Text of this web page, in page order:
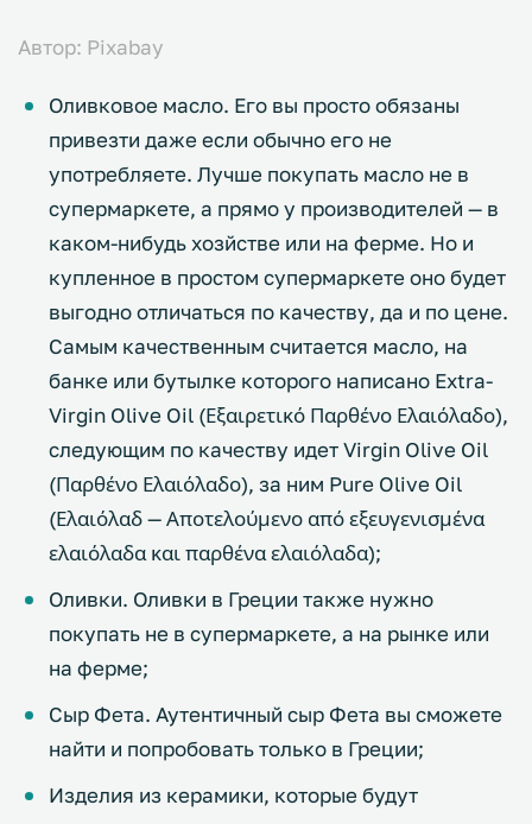
Автор: Pixabay
Оливковое масло. Его вы просто обязаны
привезти даже если обычно его не
употребляете. Лучше покупать масло не в
супермаркете, а прямо у производителей — в
каком-нибудь хозйстве или на ферме. Но и
купленное в простом супермаркете оно будет
выгодно отличаться по качеству, да и по цене.
Самым качественным считается масло, на
банке или бутылке которого написано Extra-
Virgin Olive Oil (Εξαιρετικό Παρθένο Ελαιόλαδο),
следующим по качеству идет Virgin Olive Oil
(Παρθένο Ελαιόλαδο), за ним Pure Olive Oil
(Ελαιόλαδ — Αποτελούμενο από εξευγενισμένα
ελαιόλαδα και παρθένα ελαιόλαδα);
Оливки. Оливки в Греции также нужно
покупать не в супермаркете, а на рынке или
на ферме;
Сыр Фета. Аутентичный сыр Фета вы сможете
найти и попробовать только в Греции;
Изделия из керамики, которые будут